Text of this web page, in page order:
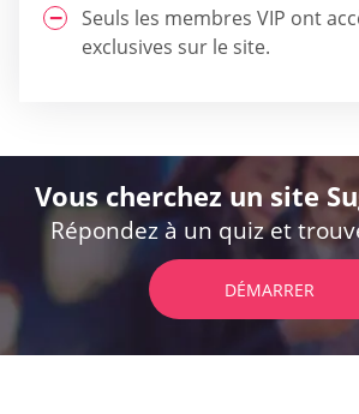
Seuls les membres VIP ont
exclusives sur le site.
Vous cherchez un site
Répondez à un quiz et
DÉMARRER